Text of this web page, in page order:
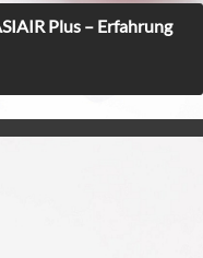
Plus – Erfahrung